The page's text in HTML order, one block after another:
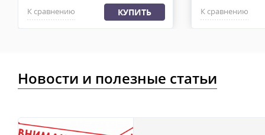
К сравнению КУПИТЬ К сравнению
Новости и полезные статьи